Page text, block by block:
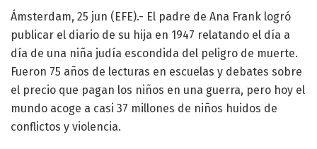
Ámsterdam, 25 jun (EFE).- El padre de Ana Frank logró
publicar el diario de su hija en 1947 relatando el día a
día de una niña judía escondida del peligro de muerte.
Fueron 75 años de lecturas en escuelas y debates sobre
el precio que pagan los niños en una guerra, pero hoy el
mundo acoge a casi 37 millones de niños huidos de
conflictos y violencia.